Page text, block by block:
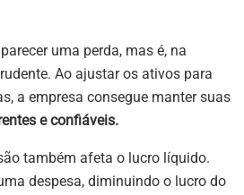
uma perda, mas é, na
Ao ajustar os ativos para
a empresa consegue manter suas
e confiáveis.
também afeta o lucro líquido.
despesa, diminuindo o lucro do